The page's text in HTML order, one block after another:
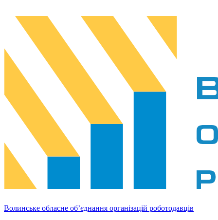
Волинське обласне об’єднання організацій роботодавців